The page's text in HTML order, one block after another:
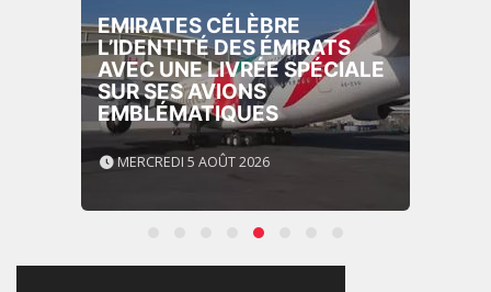
EMIRATES CÉLÈBRE
L’IDENTITÉ DES ÉMIRATS
AVEC UNE LIVRÉE SPÉCIALE
SUR SES AVIONS
EMBLÉMATIQUES
MERCREDI 5 AOÛT 2026